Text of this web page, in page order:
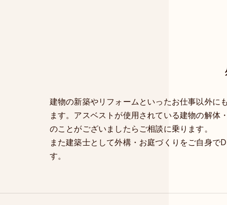
建物の新築やリフォームといったお仕事以外に
ます。アスベストが使用されている建物の解体
のことがございましたらご相談に乗ります。
また建築士として外構・お庭づくりをご自身で
す。